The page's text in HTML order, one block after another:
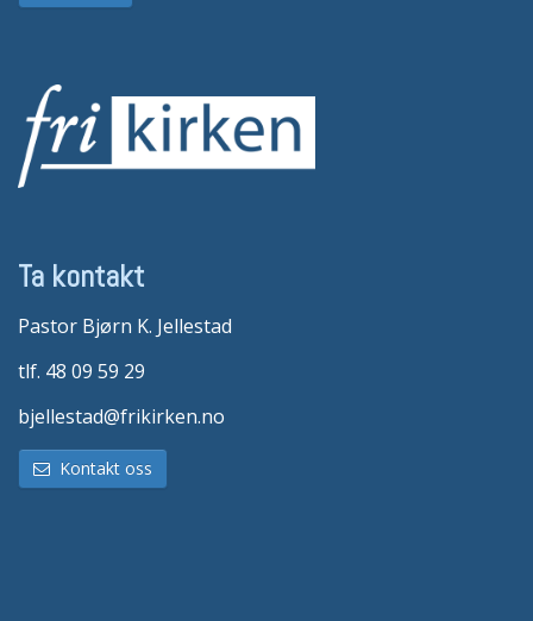
Ta kontakt
Pastor Bjørn K. Jellestad
tlf. 48 09 59 29
bjellestad@frikirken.no
Kontakt oss